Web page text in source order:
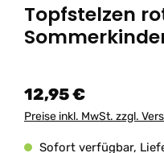
Topfstelzen
12,95 €
Preise inkl. MwSt. zzgl.
Sofort verfügbar,